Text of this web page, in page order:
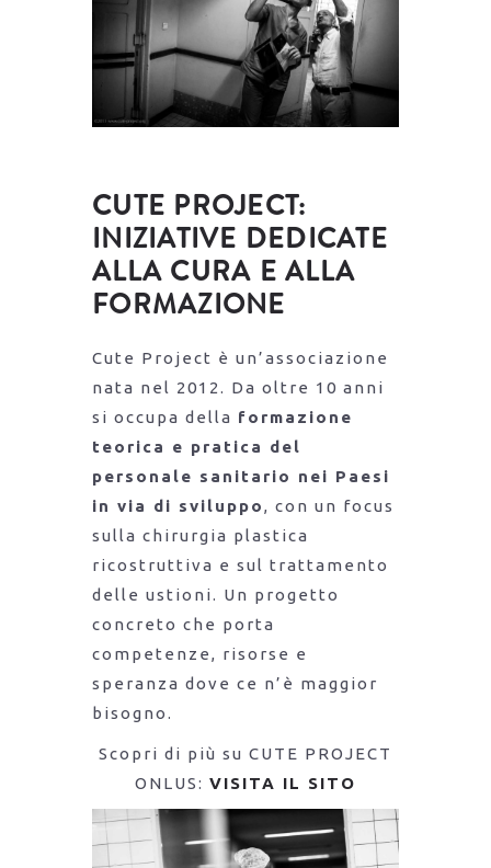
CUTE PROJECT:
INIZIATIVE DEDICATE
ALLA CURA E ALLA
FORMAZIONE
Cute Project è un’associazione
nata nel 2012. Da oltre 10 anni
si occupa della formazione
teorica e pratica del
personale sanitario nei Paesi
in via di sviluppo, con un focus
sulla chirurgia plastica
ricostruttiva e sul trattamento
delle ustioni. Un progetto
concreto che porta
competenze, risorse e
speranza dove ce n’è maggior
bisogno.
Scopri di più su CUTE PROJECT
ONLUS: VISITA IL SITO